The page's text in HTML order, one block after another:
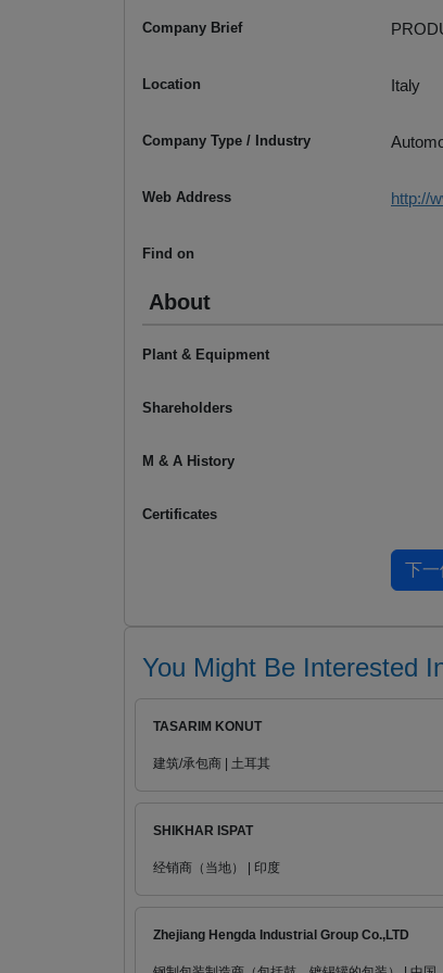
Company Brief
Location Italy
Company Type / Industry
Web Address http://
Find on
About
Plant & Equipment
Shareholders
M & A History
Certificates
You Might Be Interested
TASARIM KONUT
建筑/承包商 | 土耳其
SHIKHAR ISPAT
经销商（当地） | 印度
Zhejiang Hengda Industrial Group Co.,LTD